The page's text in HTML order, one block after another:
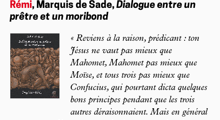
Rémi, Marquis de Sade, Dialogue entre un
prêtre et un moribond
« Reviens à la raison, prédicant : ton
Jésus ne vaut pas mieux que
Mahomet, Mahomet pas mieux que
Moïse, et tous trois pas mieux que
Confucius, qui pourtant dicta quelques
bons principes pendant que les trois
autres déraisonnaient. Mais en général